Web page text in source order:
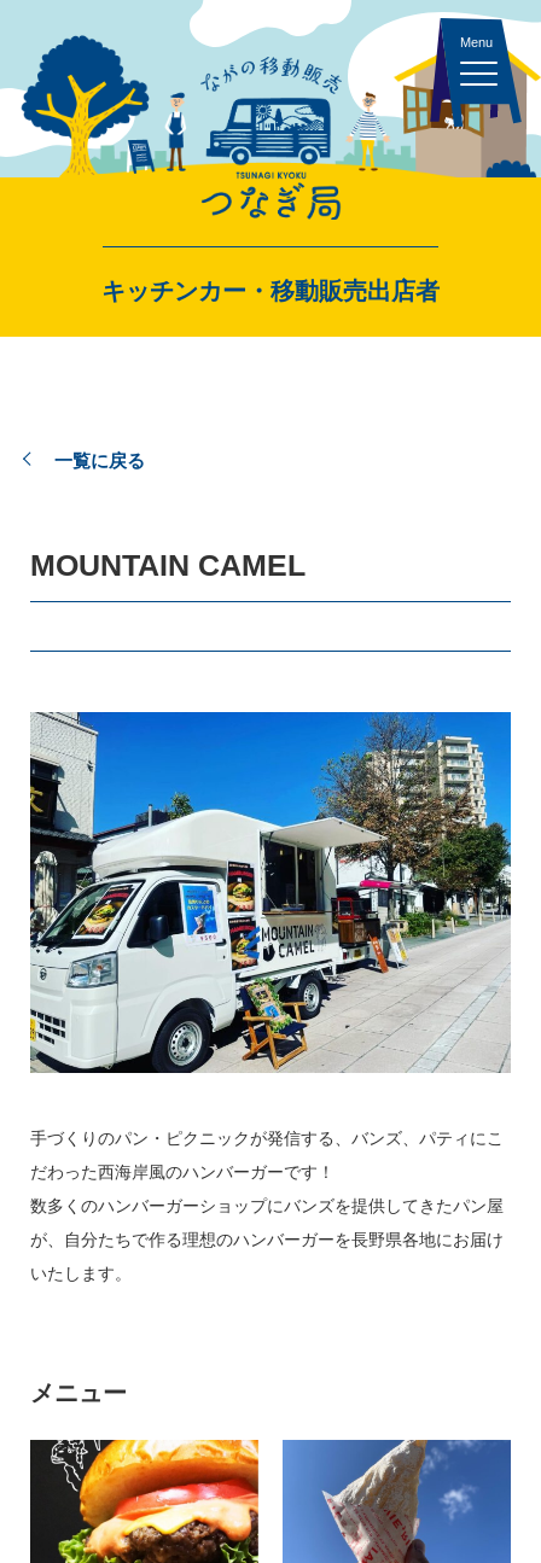
キッチンカー 一覧
登録ご希望の方はこちら
登録ご希望の方はこちら
お知らせ・出店情報
つなぎ局について
災害支援班について
よくあるご質問
キッチンカー・移動販売出店者
一覧に戻る
MOUNTAIN CAMEL
手づくりのパン・ピクニックが発信する、バンズ、パティにこ
だわった西海岸風のハンバーガーです！
数多くのハンバーガーショップにバンズを提供してきたパン屋
が、自分たちで作る理想のハンバーガーを長野県各地にお届け
いたします。
メニュー